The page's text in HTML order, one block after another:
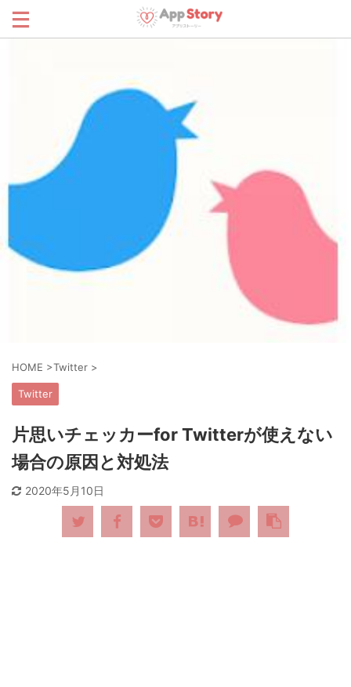
HOME >Twitter >
Twitter
片思いチェッカーfor Twitterが使えない
場合の原因と対処法
2020年5月10日